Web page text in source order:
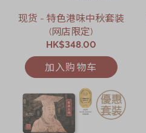
现货 - 特色港味中秋套装
(网店限定)
HK$348.00
加入购物车